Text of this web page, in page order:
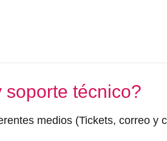
técnico?
medios (Tickets, correo y